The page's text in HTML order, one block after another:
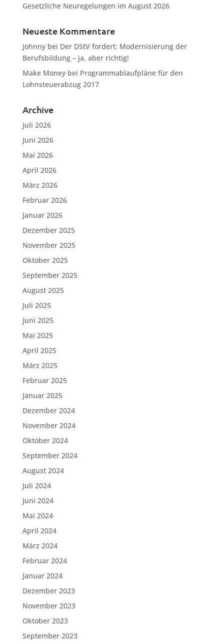
Gesetzliche Neuregelungen im August 2026
Neueste Kommentare
Johnnybei Der DStV fordert: Modernisierung der
Berufsbildung – ja, aber richtig!
Make Moneybei Programmablaufpläne für den
Lohnsteuerabzug 2017
Archive
Juli 2026
Juni 2026
Mai 2026
April 2026
März 2026
Februar 2026
Januar 2026
Dezember 2025
November 2025
Oktober 2025
September 2025
August 2025
Juli 2025
Juni 2025
Mai 2025
April 2025
März 2025
Februar 2025
Januar 2025
Dezember 2024
November 2024
Oktober 2024
September 2024
August 2024
Juli 2024
Juni 2024
Mai 2024
April 2024
März 2024
Februar 2024
Januar 2024
Dezember 2023
November 2023
Oktober 2023
September 2023